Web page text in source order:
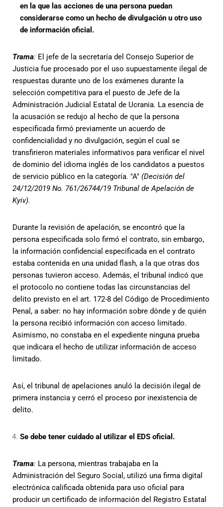
en la que las acciones de una persona puedan
considerarse como un hecho de divulgación u otro uso
de información oficial.
Trama: El jefe de la secretaría del Consejo Superior de
Justicia fue procesado por el uso supuestamente ilegal de
respuestas durante uno de los exámenes durante la
selección competitiva para el puesto de Jefe de la
Administración Judicial Estatal de Ucrania. La esencia de
la acusación se redujo al hecho de que la persona
especificada firmó previamente un acuerdo de
confidencialidad y no divulgación, según el cual se
transfirieron materiales informativos para verificar el nivel
de dominio del idioma inglés de los candidatos a puestos
de servicio público en la categoría. "A" (Decisión del
24/12/2019 No. 761/26744/19 Tribunal de Apelación de
Kyiv).
Durante la revisión de apelación, se encontró que la
persona especificada solo firmó el contrato, sin embargo,
la información confidencial especificada en el contrato
estaba contenida en una unidad flash, a la que otras dos
personas tuvieron acceso. Además, el tribunal indicó que
el protocolo no contiene todas las circunstancias del
delito previsto en el art. 172-8 del Código de Procedimiento
Penal, a saber: no hay información sobre dónde y de quién
la persona recibió información con acceso limitado.
Asimismo, no constaba en el expediente ninguna prueba
que indicara el hecho de utilizar información de acceso
limitado.
Así, el tribunal de apelaciones anuló la decisión ilegal de
primera instancia y cerró el proceso por inexistencia de
delito.
Se debe tener cuidado al utilizar el EDS oficial.
Trama: La persona, mientras trabajaba en la
Administración del Seguro Social, utilizó una firma digital
electrónica calificada obtenida para uso oficial para
producir un certificado de información del Registro Estatal